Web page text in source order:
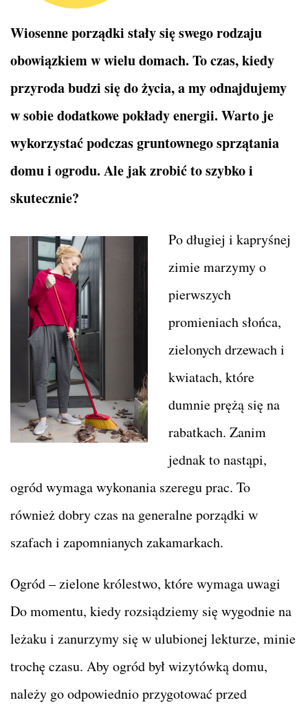
Wiosenne porządki stały się swego rodzaju
obowiązkiem w wielu domach. To czas, kiedy
przyroda budzi się do życia, a my odnajdujemy
w sobie dodatkowe pokłady energii. Warto je
wykorzystać podczas gruntownego sprzątania
domu i ogrodu. Ale jak zrobić to szybko i
skutecznie?
Po długiej i kapryśnej
zimie marzymy o
pierwszych
promieniach słońca,
zielonych drzewach i
kwiatach, które
dumnie prężą się na
rabatkach. Zanim
jednak to nastąpi,
ogród wymaga wykonania szeregu prac. To
również dobry czas na generalne porządki w
szafach i zapomnianych zakamarkach.
Ogród – zielone królestwo, które wymaga uwagi
Do momentu, kiedy rozsiądziemy się wygodnie na
leżaku i zanurzymy się w ulubionej lekturze, minie
trochę czasu. Aby ogród był wizytówką domu,
należy go odpowiednio przygotować przed